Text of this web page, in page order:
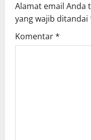
Alamat email Anda
yang wajib ditandai
Komentar*